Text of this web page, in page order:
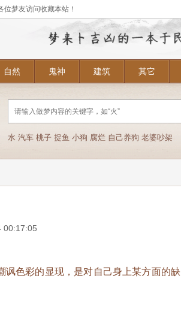
梦友访问收藏本站！
自然 鬼神 建筑 其它
水 汽车 桃子 捉鱼 小狗 腐烂 自己养狗 老婆吵架
00:17:05
色彩的显现，是对自己身上某方面的缺